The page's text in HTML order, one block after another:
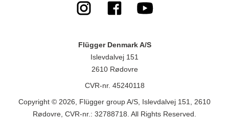
Flügger Denmark A/S
Islevdalvej 151
2610 Rødovre
CVR-nr. 45240118
Copyright © 2026, Flügger group A/S, Islevdalvej 151, 2610
Rødovre, CVR-nr.: 32788718. All Rights Reserved.